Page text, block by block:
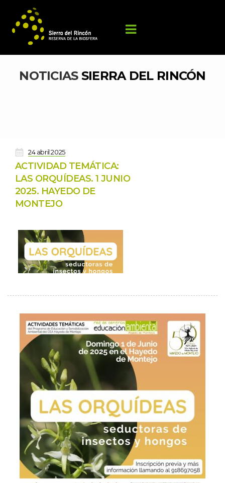
NOTICIAS SIERRA DEL RINCÓN
24 abril 2025
ACTIVIDAD TEMÁTICA:
LAS ORQUÍDEAS. 1 JUNIO
2025. HAYEDO DE
MONTEJO